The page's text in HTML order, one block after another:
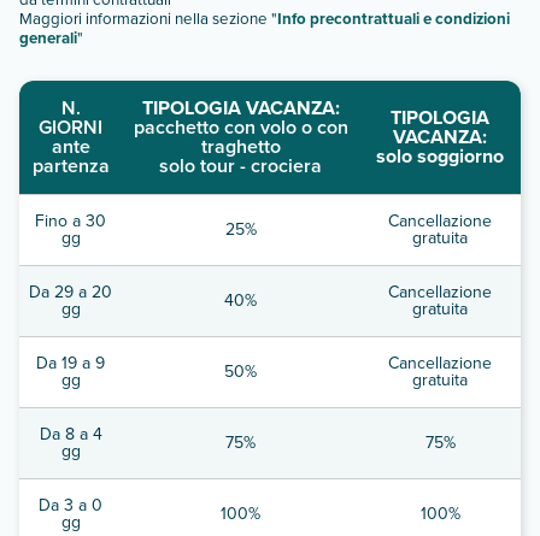
Maggiori informazioni nella sezione "Info precontrattuali e condizioni
generali"
N.
GIORNI
ante
partenza
TIPOLOGIA VACANZA:
pacchetto con volo o con
traghetto
solo tour - crociera
TIPOLOGIA
VACANZA:
solo soggiorno
Fino a 30
gg 25% Cancellazione
gratuita
Da 29 a 20
gg 40% Cancellazione
gratuita
Da 19 a 9
gg 50% Cancellazione
gratuita
Da 8 a 4
gg 75% 75%
Da 3 a 0
gg 100% 100%